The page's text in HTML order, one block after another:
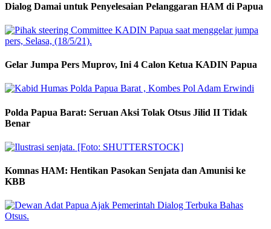
Dialog Damai untuk Penyelesaian Pelanggaran HAM di Papua
Gelar Jumpa Pers Muprov, Ini 4 Calon Ketua KADIN Papua
Polda Papua Barat: Seruan Aksi Tolak Otsus Jilid II Tidak
Benar
Komnas HAM: Hentikan Pasokan Senjata dan Amunisi ke
KBB